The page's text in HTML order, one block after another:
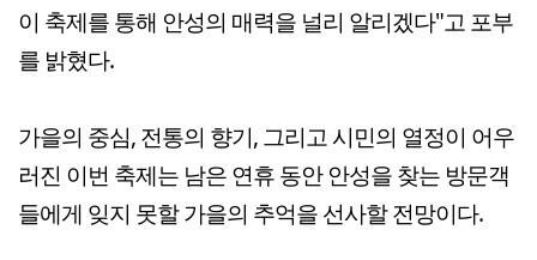
이 축제를 통해 안성의 매력을 널리 알리겠다"고 포부
를 밝혔다.
가을의 중심, 전통의 향기, 그리고 시민의 열정이 어우
러진 이번 축제는 남은 연휴 동안 안성을 찾는 방문객
들에게 잊지 못할 가을의 추억을 선사할 전망이다.